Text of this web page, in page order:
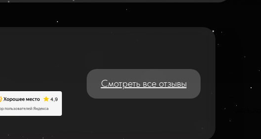
Смотреть все отзывы